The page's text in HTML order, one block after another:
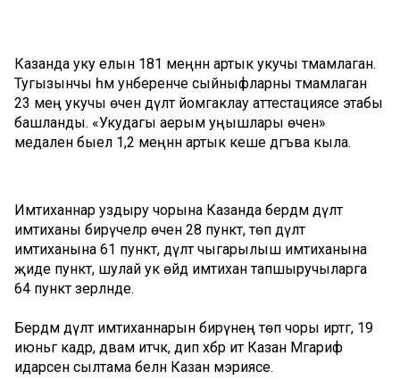
Казанда уку елын 181 меңнән артык укучы тәмамлаган.
Тугызынчы һәм унберенче сыйныфларны тәмамлаган
23 мең укучы өчен дәүләт йомгаклау аттестациясе этабы
башланды. «Укудагы аерым уңышлары өчен»
медаленә быел 1,2 меңнән артык кеше дәгъва кыла.
Имтиханнар уздыру чорына Казанда бердәм дәүләт
имтиханы бирүчеләр өчен 28 пункт, төп дәүләт
имтиханына 61 пункт, дәүләт чыгарылыш имтиханына
җиде пункт, шулай ук өйдә имтихан тапшыручыларга
64 пункт әзерләнде.
Бердәм дәүләт имтиханнарын бирүнең төп чоры иртәгә, 19
июньгә кадәр, дәвам итәчәк, дип хәбәр итә Казан Мәгариф
идарәсенә сылтама белән Казан мэриясе.